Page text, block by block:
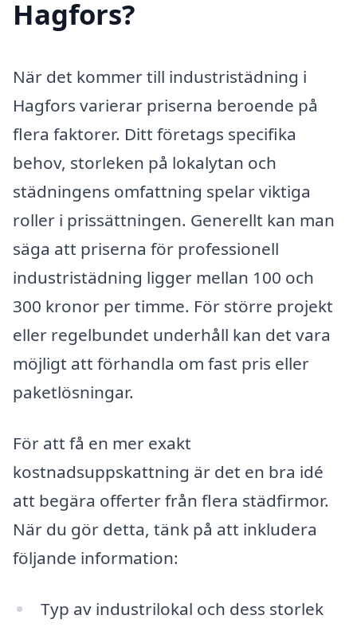
Hagfors?
När det kommer till industristädning i
Hagfors varierar priserna beroende på
flera faktorer. Ditt företags specifika
behov, storleken på lokalytan och
städningens omfattning spelar viktiga
roller i prissättningen. Generellt kan man
säga att priserna för professionell
industristädning ligger mellan 100 och
300 kronor per timme. För större projekt
eller regelbundet underhåll kan det vara
möjligt att förhandla om fast pris eller
paketlösningar.
För att få en mer exakt
kostnadsuppskattning är det en bra idé
att begära offerter från flera städfirmor.
När du gör detta, tänk på att inkludera
följande information:
Typ av industrilokal och dess storlek